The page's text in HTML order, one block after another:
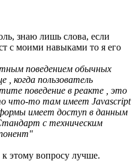
знаю лишь слова, если
с моими навыками то я его
поведением обычных
, когда пользователь
поведение в реакте , это
что-то там имеет Javascript
имеет доступ в данным
с техническим
этому вопросу лучше.